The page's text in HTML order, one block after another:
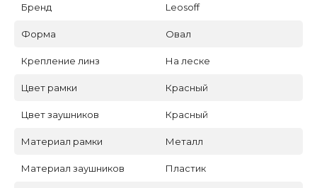
Бренд Leosoff
Форма Овал
Крепление линз На леске
Цвет рамки Красный
Цвет заушников Красный
Материал рамки Металл
Материал заушников Пластик